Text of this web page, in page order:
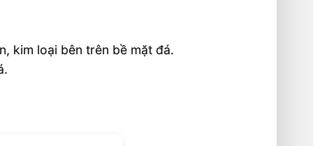
kim loại bên trên bề mặt đá.